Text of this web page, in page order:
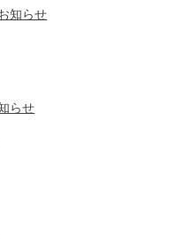
知らせ
らせ